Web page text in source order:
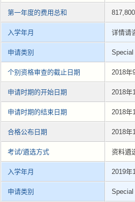
第一年度的费用总和
入学年月 详情请
申请类别
个别资格审查的截止日期 2018年
申请时期的开始日期 2018年
申请时期的结束日期 2018年
合格公布日期 2018年
考试/遴选方式 资料遴
入学年月 2019年
申请类别 Special